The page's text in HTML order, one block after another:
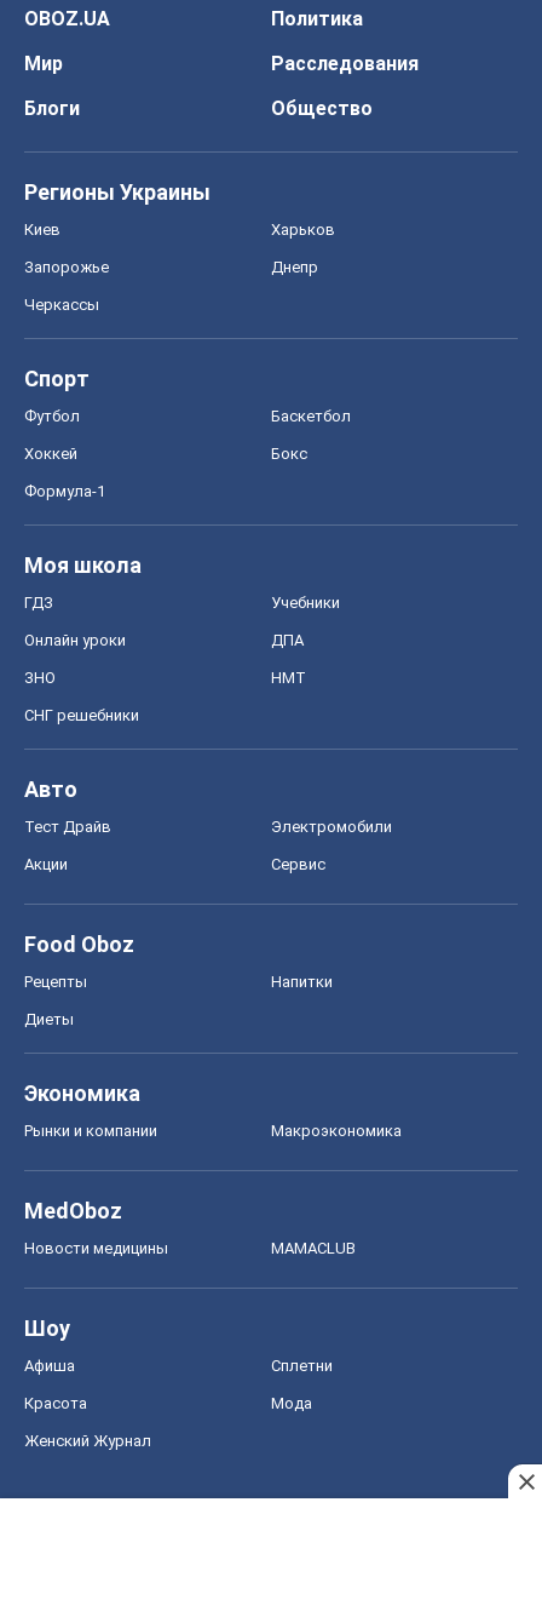
OBOZ.UA
Политика
Мир
Расследования
Блоги
Общество
Регионы Украины
Киев Харьков
Запорожье Днепр
Черкассы
Спорт
Футбол Баскетбол
Хоккей Бокс
Формула-1
Моя школа
ГДЗ Учебники
Онлайн уроки ДПА
ЗНО НМТ
СНГ решебники
Авто
Тест Драйв Электромобили
Акции Сервис
Food Oboz
Рецепты Напитки
Диеты
Экономика
Рынки и компании Mакроэкономика
MedOboz
Новости медицины MAMACLUB
Шоу
Афиша Сплетни
Красота Мода
Женский Журнал